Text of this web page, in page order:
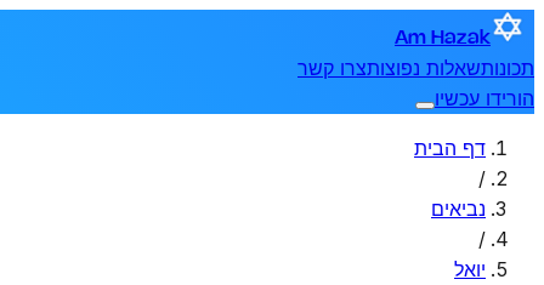
Am Hazak
תכונותשאלות נפוצותצרו קשר
הורידו עכשיו
דף הבית
/
נביאים
/
יואל